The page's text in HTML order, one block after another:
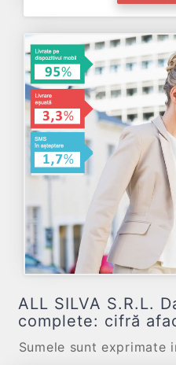
ALL SILVA S.R.L.
complete: cifră
Sumele sunt exprimate